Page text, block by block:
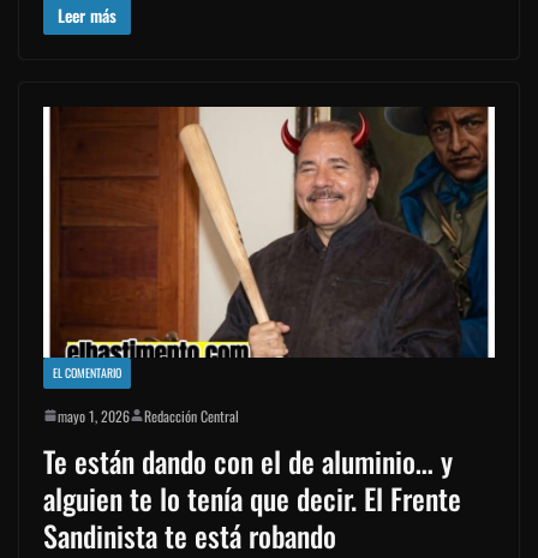
Leer más
EL COMENTARIO
mayo 1, 2026 Redacción Central
Te están dando con el de aluminio… y
alguien te lo tenía que decir. El Frente
Sandinista te está robando